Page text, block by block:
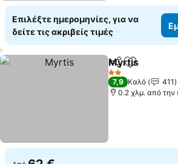
Επιλέξτε ημερομηνίες, για να
δείτε τις ακριβείς τιμές
Κοινοποίηση
Προσθήκη
Myrtis
2 Αστέρια
7,9 Καλό
411
0.2 χλμ. από την